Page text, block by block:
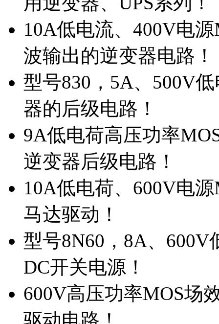
10A低电流、400V电
波输出的逆变器电路！
型号830，5A、500V
器的后级电路！
9A低电荷高压功率
逆变器后级电路！
10A低电荷、600V电
马达驱动！
型号8N60，8A、
DC开关电源！
600V高压功率MOS场